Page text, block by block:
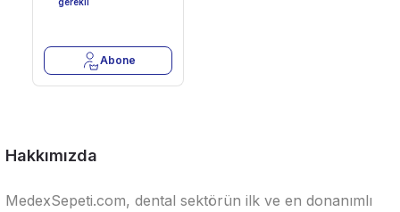
Abone
Hakkımızda
MedexSepeti.com, dental sektörün ilk ve en donanımlı